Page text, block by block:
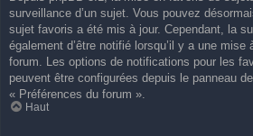
surveillance d’un sujet. Vous pouvez
sujet favoris a été mis à jour. Cependant, la
également d’être notifié lorsqu’il y a une
forum. Les options de notifications pour les
peuvent être configurées depuis le panneau
« Préférences du forum ».
Haut